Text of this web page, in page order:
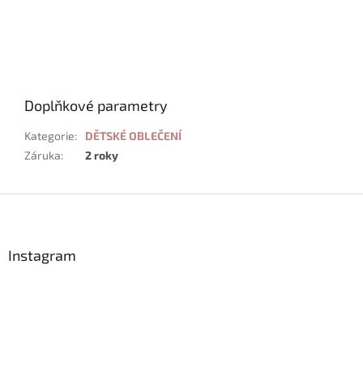
Doplňkové parametry
Kategorie:
DĚTSKÉ OBLEČENÍ
Záruka: 2 roky
Instagram